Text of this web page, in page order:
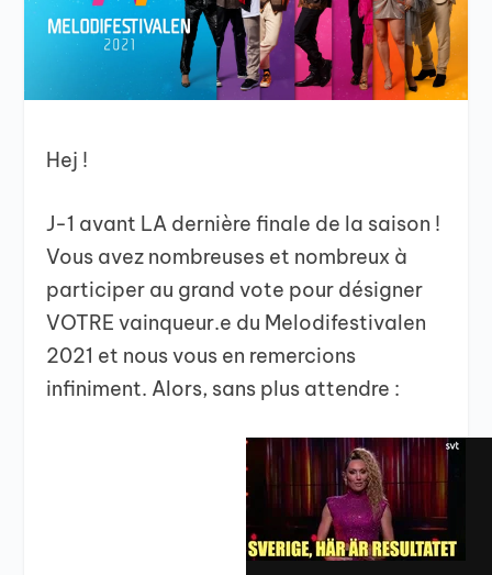
Hej !
J-1 avant LA dernière finale de la saison !
Vous avez nombreuses et nombreux à
participer au grand vote pour désigner
VOTRE vainqueur.e du Melodifestivalen
2021 et nous vous en remercions
infiniment. Alors, sans plus attendre :